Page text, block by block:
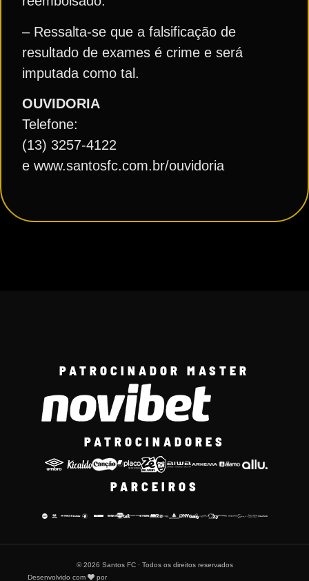
– Ressalta-se que a falsificação de
resultado de exames é crime e será
imputada como tal.
OUVIDORIA
Telefone:
(13) 3257-4122
e www.santosfc.com.br/ouvidoria
PATROCINADOR MASTER
PATROCINADORES
PARCEIROS
© 2026 Santos FC · Todos os direitos reservados
Desenvolvido com
por